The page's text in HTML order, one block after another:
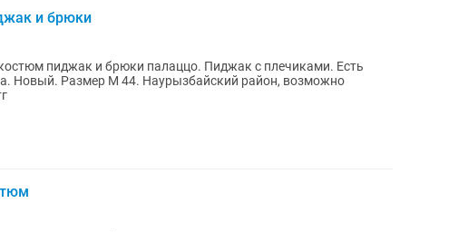
и брюки
пиджак и брюки палаццо. Пиджак с плечиками. Есть
Новый. Размер М 44. Наурызбайский район, возможно